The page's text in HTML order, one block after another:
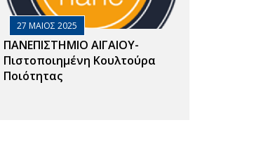
27 ΜΑΙΟΣ 2025
ΠΑΝΕΠΙΣΤΗΜΙΟ ΑΙΓΑΙΟΥ-
Πιστοποιημένη Κουλτούρα
Ποιότητας